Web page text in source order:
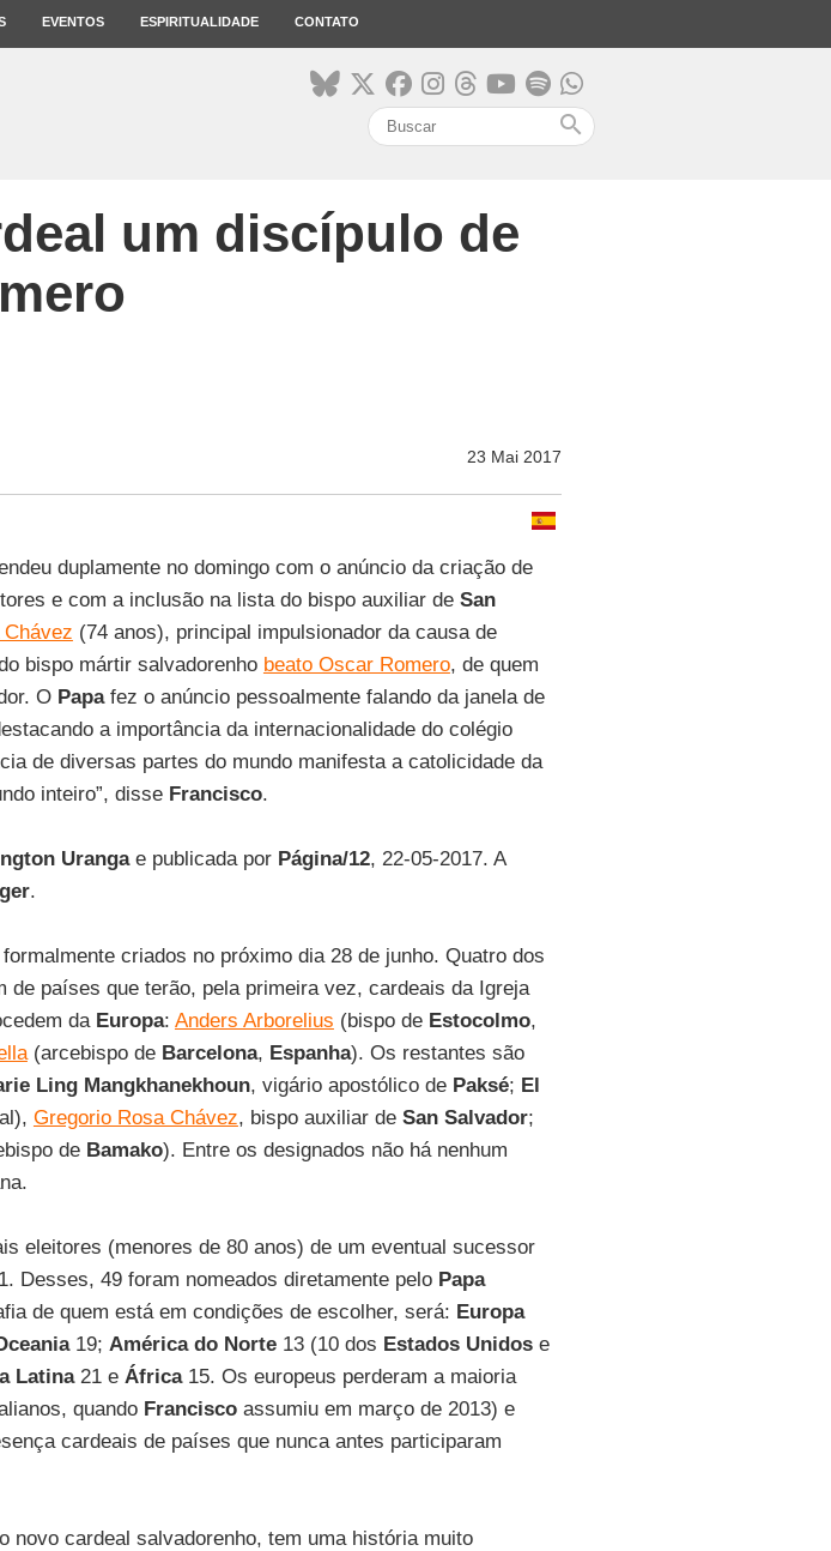
EVENTOS ESPIRITUALIDADE CONTATO
search
um discípulo de
23 Mai 2017
duplamente no domingo com o anúncio da criação de
e com a inclusão na lista do bispo auxiliar de San
(74 anos), principal impulsionador da causa de
bispo mártir salvadorenho beato Oscar Romero, de quem
O Papafez o anúncio pessoalmente falando da janela de
a importância da internacionalidade do colégio
de diversas partes do mundo manifesta a catolicidade da
inteiro”, disse Francisco.
Urangae publicada por Página/12, 22-05-2017. A
.
criados no próximo dia 28 de junho. Quatro dos
de países que terão, pela primeira vez, cardeais da Igreja
da Europa: Anders Arborelius (bispo de Estocolmo,
(arcebispo de Barcelona, Espanha). Os restantes são
Ling Mangkhanekhoun, vigário apostólico de Paksé; El
Gregorio Rosa Chávez, bispo auxiliar de San Salvador;
de Bamako). Entre os designados não há nenhum
eleitores (menores de 80 anos) de um eventual sucessor
Desses, 49 foram nomeados diretamente pelo Papa
de quem está em condições de escolher, será: Europa
19; América do Norte13 (10 dos Estados Unidose
Latina21 e África15. Os europeus perderam a maioria
quando Franciscoassumiu em março de 2013) e
cardeais de países que nunca antes participaram
novo cardeal salvadorenho, tem uma história muito